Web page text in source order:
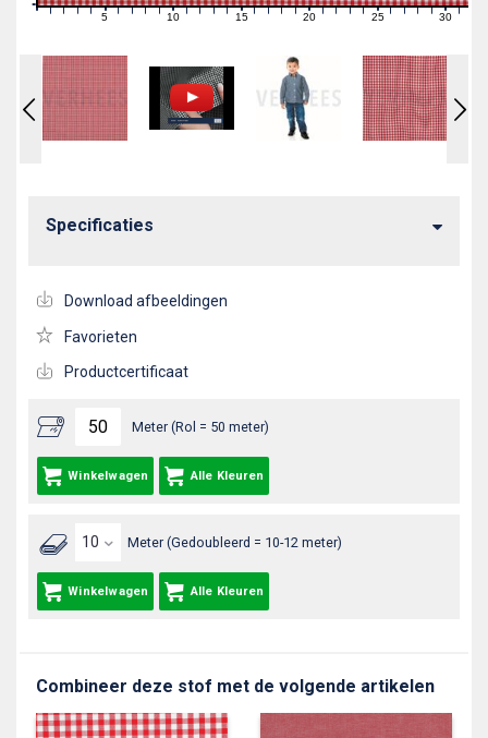
0 1 2 3 4 6 7 89 11121314 16171819 21222324 26272829 31
Meter (Rol = 50 meter)
Winkelwagen Alle Kleuren
Meter (Gedoubleerd = 10-12 meter)
Winkelwagen Alle Kleuren
Specificaties
Download afbeeldingen
Favorieten
Productcertificaat
Combineer deze stof met de volgende artikelen